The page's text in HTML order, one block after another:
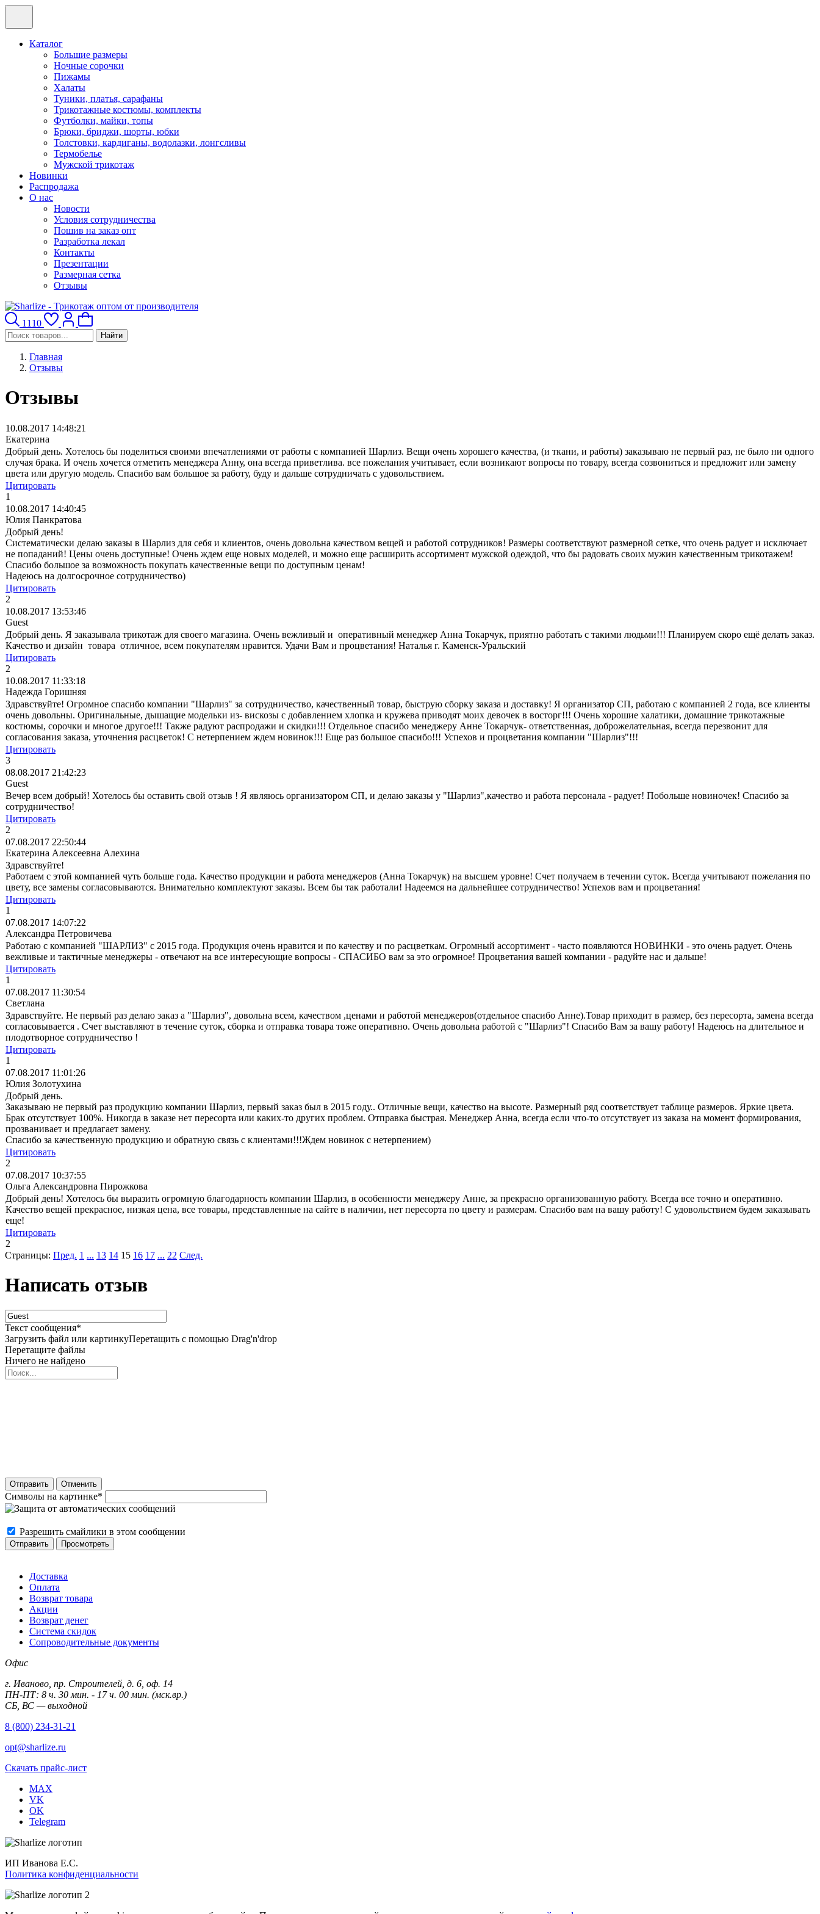
Каталог
Большие размеры
Ночные сорочки
Пижамы
Халаты
Туники, платья, сарафаны
Трикотажные костюмы, комплекты
Футболки, майки, топы
Брюки, бриджи, шорты, юбки
Толстовки, кардиганы, водолазки, лонгсливы
Термобелье
Мужской трикотаж
Новинки
Распродажа
О нас
Новости
Условия сотрудничества
Пошив на заказ опт
Разработка лекал
Контакты
Презентации
Размерная сетка
Отзывы
1110
Найти
Главная
Отзывы
Отзывы
10.08.2017 14:48:21
Екатерина
Добрый день. Хотелось бы поделиться своими впечатлениями от работы с компанией Шарлиз. Вещи очень хорошего качества, (и ткани, и работы) заказываю не первый раз, не было ни одного
случая брака. И очень хочется отметить менеджера Анну, она всегда приветлива. все пожелания учитывает, если возникают вопросы по товару, всегда созвониться и предложит или замену
цвета или другую модель. Спасибо вам большое за работу, буду и дальше сотрудничать с удовольствием.
Цитировать
1
10.08.2017 14:40:45
Юлия Панкратова
Добрый день!
Систематически делаю заказы в Шарлиз для себя и клиентов, очень довольна качеством вещей и работой сотрудников! Размеры соответствуют размерной сетке, что очень радует и исключает
не попаданий! Цены очень доступные! Очень ждем еще новых моделей, и можно еще расширить ассортимент мужской одеждой, что бы радовать своих мужин качественным трикотажем!
Спасибо большое за возможность покупать качественные вещи по доступным ценам!
Надеюсь на долгосрочное сотрудничество)
Цитировать
2
10.08.2017 13:53:46
Guest
Добрый день. Я заказывала трикотаж для своего магазина. Очень вежливый и оперативный менеджер Анна Токарчук, приятно работать с такими людьми!!! Планируем скоро ещё делать заказ.
Качество и дизайн товара отличное, всем покупателям нравится. Удачи Вам и процветания! Наталья г. Каменск-Уральский
Цитировать
2
10.08.2017 11:33:18
Надежда Горишняя
Здравствуйте! Огромное спасибо компании "Шарлиз" за сотрудничество, качественный товар, быструю сборку заказа и доставку! Я организатор СП, работаю с компанией 2 года, все клиенты
очень довольны. Оригинальные, дышащие модельки из- вискозы с добавлением хлопка и кружева приводят моих девочек в восторг!!! Очень хорошие халатики, домашние трикотажные
костюмы, сорочки и многое другое!!! Также радуют распродажи и скидки!!! Отдельное спасибо менеджеру Анне Токарчук- ответственная, доброжелательная, всегда перезвонит для
согласования заказа, уточнения расцветок! С нетерпением ждем новинок!!! Еще раз большое спасибо!!! Успехов и процветания компании "Шарлиз"!!!
Цитировать
3
08.08.2017 21:42:23
Guest
Вечер всем добрый! Хотелось бы оставить свой отзыв ! Я являюсь организатором СП, и делаю заказы у "Шарлиз",качество и работа персонала - радует! Побольше новиночек! Спасибо за
сотрудничество!
Цитировать
2
07.08.2017 22:50:44
Екатерина Алексеевна Алехина
Здравствуйте!
Работаем с этой компанией чуть больше года. Качество продукции и работа менеджеров (Анна Токарчук) на высшем уровне! Счет получаем в течении суток. Всегда учитывают пожелания по
цвету, все замены согласовываются. Внимательно комплектуют заказы. Всем бы так работали! Надеемся на дальнейшее сотрудничество! Успехов вам и процветания!
Цитировать
1
07.08.2017 14:07:22
Александра Петровичева
Работаю с компанией "ШАРЛИЗ" с 2015 года. Продукция очень нравится и по качеству и по расцветкам. Огромный ассортимент - часто появляются НОВИНКИ - это очень радует. Очень
вежливые и тактичные менеджеры - отвечают на все интересующие вопросы - СПАСИБО вам за это огромное! Процветания вашей компании - радуйте нас и дальше!
Цитировать
1
07.08.2017 11:30:54
Светлана
Здравствуйте. Не первый раз делаю заказ а "Шарлиз", довольна всем, качеством ,ценами и работой менеджеров(отдельное спасибо Анне).Товар приходит в размер, без пересорта, замена всегда
согласовывается . Счет выставляют в течение суток, сборка и отправка товара тоже оперативно. Очень довольна работой с "Шарлиз"! Спасибо Вам за вашу работу! Надеюсь на длительное и
плодотворное сотрудничество !
Цитировать
1
07.08.2017 11:01:26
Юлия Золотухина
Добрый день.
Заказываю не первый раз продукцию компании Шарлиз, первый заказ был в 2015 году.. Отличные вещи, качество на высоте. Размерный ряд соответствует таблице размеров. Яркие цвета.
Брак отсутствует 100%. Никогда в заказе нет пересорта или каких-то других проблем. Отправка быстрая. Менеджер Анна, всегда если что-то отсутствует из заказа на момент формирования,
прозванивает и предлагает замену.
Спасибо за качественную продукцию и обратную связь с клиентами!!!Ждем новинок с нетерпением)
Цитировать
2
07.08.2017 10:37:55
Ольга Александровна Пирожкова
Добрый день! Хотелось бы выразить огромную благодарность компании Шарлиз, в особенности менеджеру Анне, за прекрасно организованную работу. Всегда все точно и оперативно.
Качество вещей прекрасное, низкая цена, все товары, представленные на сайте в наличии, нет пересорта по цвету и размерам. Спасибо вам на вашу работу! С удовольствием будем заказывать
еще!
Цитировать
2
Страницы: Пред. 1 ... 13 14 15 16 17 ... 22 След.
Написать отзыв
Текст сообщения*
Загрузить файл или картинкуПеретащить с помощью Drag'n'drop
Перетащите файлы
Ничего не найдено
Отправить Отменить
Символы на картинке*
Разрешить смайлики в этом сообщении
Доставка
Оплата
Возврат товара
Акции
Возврат денег
Система скидок
Сопроводительные документы
Офис
г. Иваново, пр. Строителей, д. 6, оф. 14
ПН-ПТ: 8 ч. 30 мин. - 17 ч. 00 мин. (мск.вр.)
СБ, ВС — выходной
8 (800) 234-31-21
opt@sharlize.ru
Скачать прайс-лист
MAX
VK
OK
Telegram
ИП Иванова Е.С.
Политика конфиденциальности